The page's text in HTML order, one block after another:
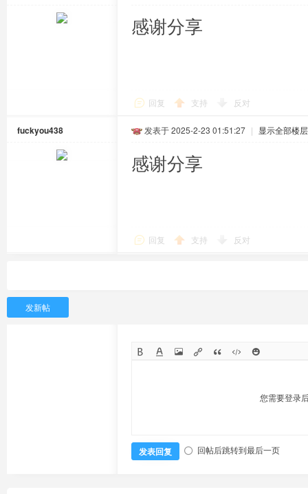
感谢分享
回复 支持 反对
fuckyou438 发表于 2025-2-23 01:51:27 | 显示全部楼层
感谢分享
回复 支持 反对
发新帖
您需要登录
发表回复 回帖后跳转到最后一页